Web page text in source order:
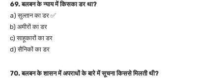
69. बलबन के न्याय में किसका डर था?
a) सुल्तान का डर ✅
b) अमीरों का डर
c) साहूकारों का डर
d) सैनिकों का डर
70. बलबन के शासन में अपराधों के बारे में सूचना किससे मिलती थी?